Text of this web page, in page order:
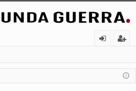
nt
ifi
ist
ra